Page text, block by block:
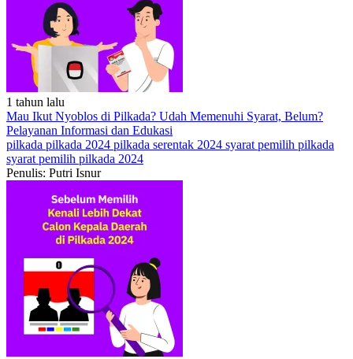
1 tahun lalu
Mau Ikut Nyoblos di Pilkada? Udah Memenuhi Syarat, Belum?
Pelayanan Informasi dan Edukasi
pilkada pilkada 2024 pilkada serentak 2024 syarat pemilih pilkada
syarat pemilih pilkada 2024
Penulis: Putri Isnur